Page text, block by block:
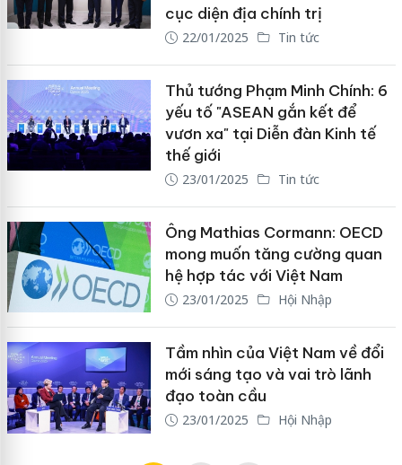
cục diện địa chính trị
22/01/2025 Tin tức
Thủ tướng Phạm Minh Chính: 6
yếu tố "ASEAN gắn kết để
vươn xa" tại Diễn đàn Kinh tế
thế giới
23/01/2025 Tin tức
Ông Mathias Cormann: OECD
mong muốn tăng cường quan
hệ hợp tác với Việt Nam
23/01/2025 Hội Nhập
Tầm nhìn của Việt Nam về đổi
mới sáng tạo và vai trò lãnh
đạo toàn cầu
23/01/2025 Hội Nhập